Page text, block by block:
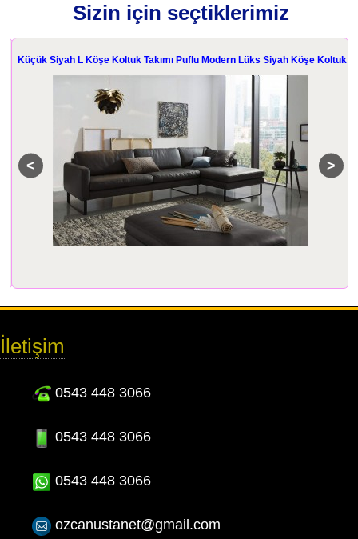
Sizin için seçtiklerimiz
Küçük Siyah L Köşe Koltuk Takımı Puflu Modern Lüks Siyah Köşe Koltuk
İletişim
0543 448 3066
0543 448 3066
0543 448 3066
ozcanustanet@gmail.com